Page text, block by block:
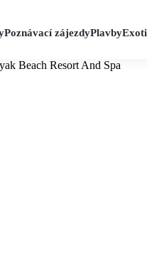
Poznávací zájezdyPlavby
Beach Resort And Spa